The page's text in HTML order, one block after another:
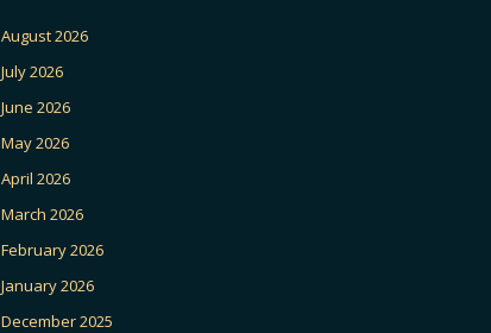
August 2026
July 2026
June 2026
May 2026
April 2026
March 2026
February 2026
January 2026
December 2025